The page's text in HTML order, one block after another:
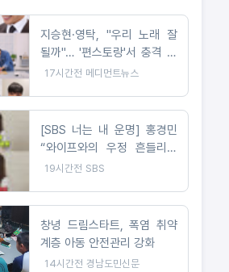
지승현·영탁, "우리 노래 잘
될까"… '편스토랑'서 충격 사
주·궁합 공개
17시간전 메디먼트뉴스
[SBS 너는 내 운명] 홍경민
“와이프와의 우정 흔들리고
있는 게 아닌가” 육아이몽으
19시간전 SBS
창녕 드림스타트, 폭염 취약
계층 아동 안전관리 강화
14시간전 경남도민신문